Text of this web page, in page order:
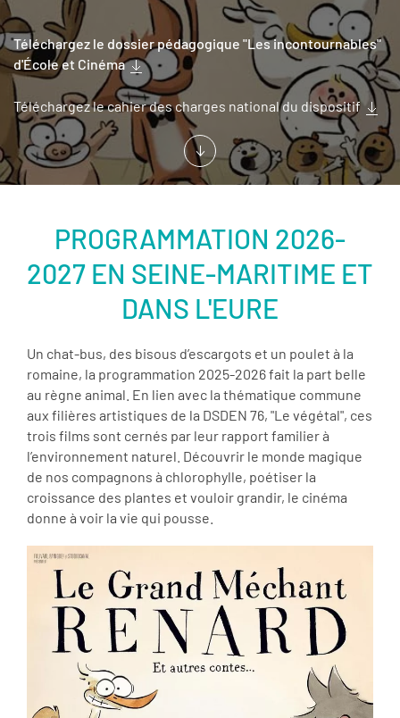
Téléchargez le dossier pédagogique "Les incontournables"
d'École et Cinéma
Téléchargez le cahier des charges national du dispositif
PROGRAMMATION 2026-
2027 EN SEINE-MARITIME ET
DANS L'EURE
Un chat-bus, des bisous d’escargots et un poulet à la
romaine, la programmation 2025-2026 fait la part belle
au règne animal. En lien avec la thématique commune
aux filières artistiques de la DSDEN 76, "Le végétal", ces
trois films sont cernés par leur rapport familier à
l’environnement naturel. Découvrir le monde magique
de nos compagnons à chlorophylle, poétiser la
croissance des plantes et vouloir grandir, le cinéma
donne à voir la vie qui pousse.